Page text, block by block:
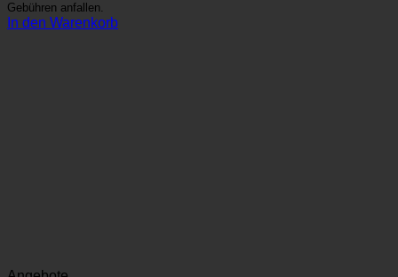
Gebühren anfallen.
In den Warenkorb